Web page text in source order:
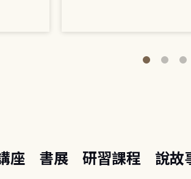
座 書展 研習課程 說故